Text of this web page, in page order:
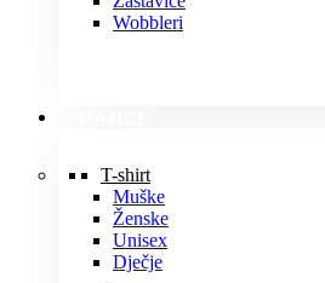
Wobbleri
T-shirt
Muške
Ženske
Unisex
Dječje